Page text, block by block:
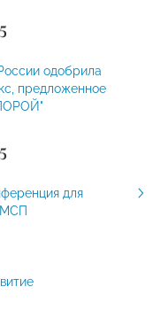
одобрила
предложенное
для
МСП